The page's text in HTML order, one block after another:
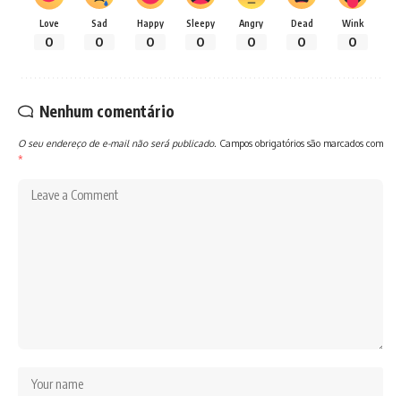
Love
0
Sad
0
Happy
0
Sleepy
0
Angry
0
Dead
0
Wink
0
Nenhum comentário
O seu endereço de e-mail não será publicado. Campos obrigatórios são marcados com
*